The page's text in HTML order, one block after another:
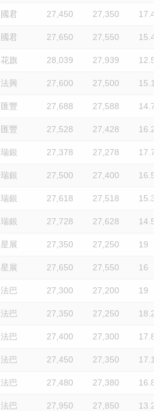
國君 27,450 27,350 17.4
國君 27,650 27,550 15.4
花旗 28,039 27,939 12.5
法興 27,600 27,500 15.1
匯豐 27,688 27,588 14.7
匯豐 27,528 27,428 16.2
瑞銀 27,378 27,278 17.7
瑞銀 27,500 27,400 16.5
瑞銀 27,618 27,518 15.3
瑞銀 27,728 27,628 14.5
星展 27,350 27,250 19
星展 27,650 27,550 16
法巴 27,300 27,200 19
法巴 27,350 27,250 18.2
法巴 27,400 27,300 17.8
法巴 27,450 27,350 17.1
法巴 27,480 27,380 16.8
法巴 27,950 27,850 13.2